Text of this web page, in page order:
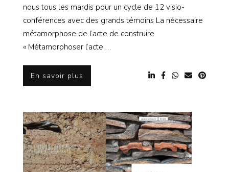
nous tous les mardis pour un cycle de 12 visio-
conférences avec des grands témoins La nécessaire
métamorphose de l’acte de construire
« Métamorphoser l’acte …
En savoir plus